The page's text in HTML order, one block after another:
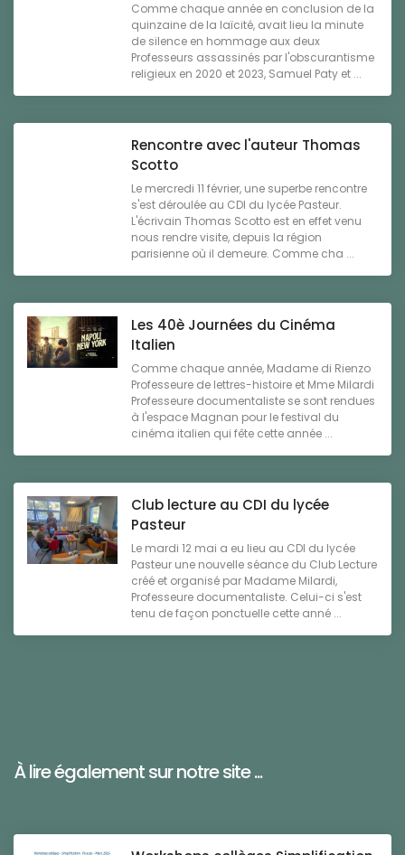
Comme chaque année en conclusion de la
quinzaine de la laïcité, avait lieu la minute
de silence en hommage aux deux
Professeurs assassinés par l'obscurantisme
religieux en 2020 et 2023, Samuel Paty et ...
Rencontre avec l'auteur Thomas
Scotto
Le mercredi 11 février, une superbe rencontre
s'est déroulée au CDI du lycée Pasteur.
L'écrivain Thomas Scotto est en effet venu
nous rendre visite, depuis la région
parisienne où il demeure. Comme cha ...
Les 40è Journées du Cinéma
Italien
Comme chaque année, Madame di Rienzo
Professeure de lettres-histoire et Mme Milardi
Professeure documentaliste se sont rendues
à l'espace Magnan pour le festival du
cinéma italien qui fête cette année ...
Club lecture au CDI du lycée
Pasteur
Le mardi 12 mai a eu lieu au CDI du lycée
Pasteur une nouvelle séance du Club Lecture
créé et organisé par Madame Milardi,
Professeure documentaliste. Celui-ci s'est
tenu de façon ponctuelle cette anné ...
À lire également sur notre site ...